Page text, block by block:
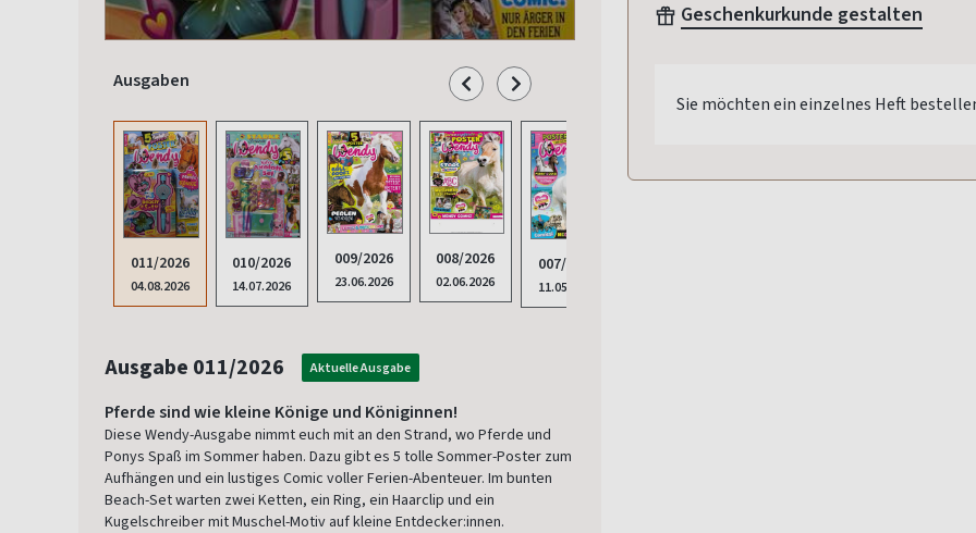
Ausgaben
011/2026
04.08.2026
010/2026
14.07.2026
009/2026
23.06.2026
008/2026
02.06.2026
007/2026
11.05.2026
Ausgabe 011/2026 Aktuelle Ausgabe
Pferde sind wie kleine Könige und Königinnen!
Diese Wendy-Ausgabe nimmt euch mit an den Strand, wo Pferde und
Ponys Spaß im Sommer haben. Dazu gibt es 5 tolle Sommer-Poster zum
Aufhängen und ein lustiges Comic voller Ferien-Abenteuer. Im bunten
Beach-Set warten zwei Ketten, ein Ring, ein Haarclip und ein
Kugelschreiber mit Muschel-Motiv auf kleine Entdecker:innen.
Geschenkurkunde gestalten
Sie möchten ein einzelnes Heft